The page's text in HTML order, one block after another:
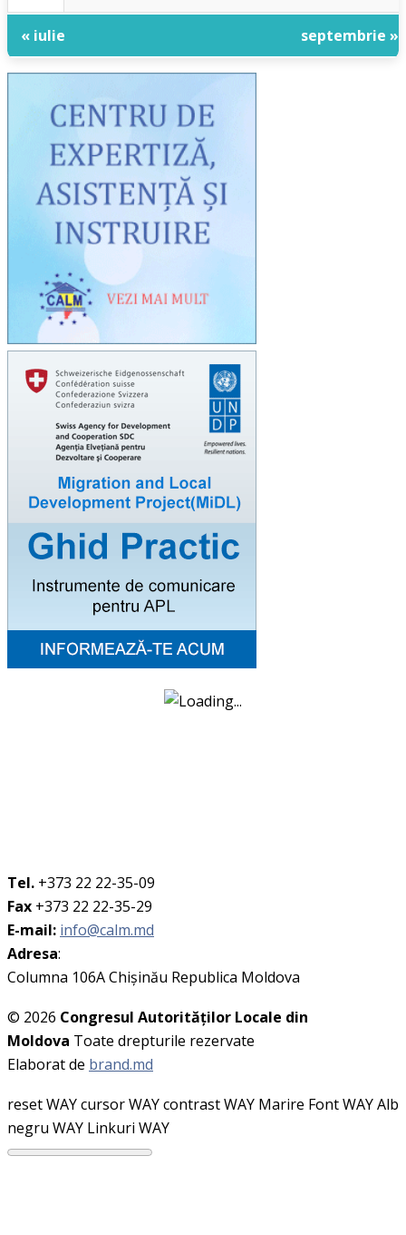
« iulie septembrie »
Tel. +373 22 22-35-09
Fax +373 22 22-35-29
E-mail: info@calm.md
Adresa:
Columna 106A Chişinău Republica Moldova
© 2026 Congresul Autorităţilor Locale din
Moldova Toate drepturile rezervate
Elaborat de brand.md
reset WAYcursor WAYcontrast WAY Marire Font WAYAlb
negru WAY Linkuri WAY